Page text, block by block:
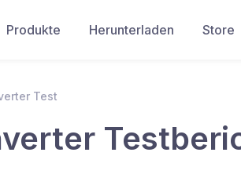
Produkte Herunterladen Store
Test